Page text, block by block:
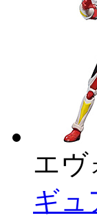
エヴ
ギュ